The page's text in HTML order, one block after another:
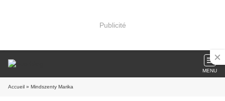
Publicité
MENU
Accueil » Mindszenty Marika